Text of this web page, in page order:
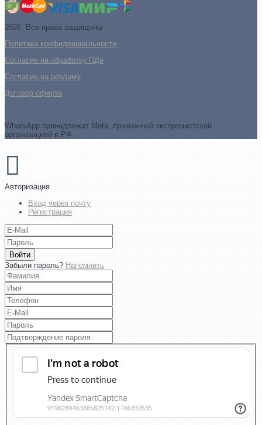
2026. Все права защищены
Политика конфиденциальности
Согласие на обработку ПДн
Cогласие на рекламу
Договор оферта
WhatsApp принадлежит Meta, признанной экстремистской
организацией в РФ
Авторизация
Вход через почту
Регистрация
Войти
Забыли пароль? Напомнить